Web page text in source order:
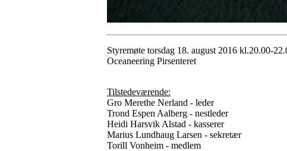
Styremøte torsdag 18. august 2016 kl.20.00-
Oceaneering Pirsenteret
Tilstedeværende:
Gro Merethe Nerland - leder
Trond Espen Aalberg - nestleder
Heidi Harsvik Alstad - kasserer
Marius Lundhaug Larsen - sekretær
Torill Vonheim - medlem